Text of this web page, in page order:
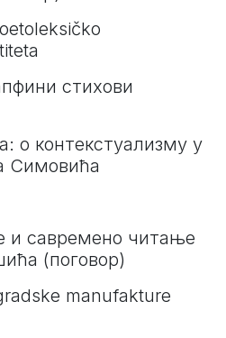
стихови
о контекстуализму у
Симовића
и савремено читање
(поговор)
manufakture